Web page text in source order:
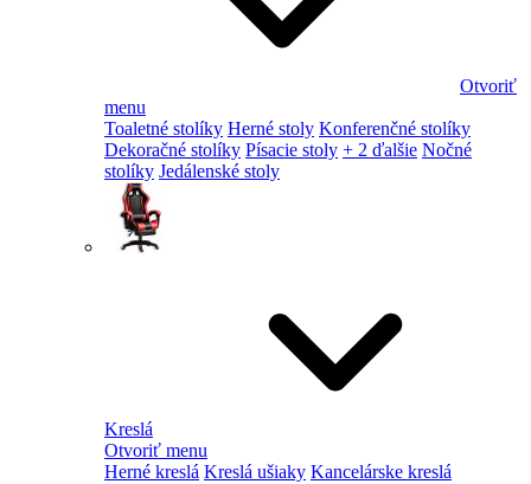
Otvoriť
menu
Toaletné stolíky Herné stoly Konferenčné stolíky
Dekoračné stolíky Písacie stoly + 2 ďalšie Nočné
stolíky Jedálenské stoly
Kreslá
Otvoriť menu
Herné kreslá Kreslá ušiaky Kancelárske kreslá